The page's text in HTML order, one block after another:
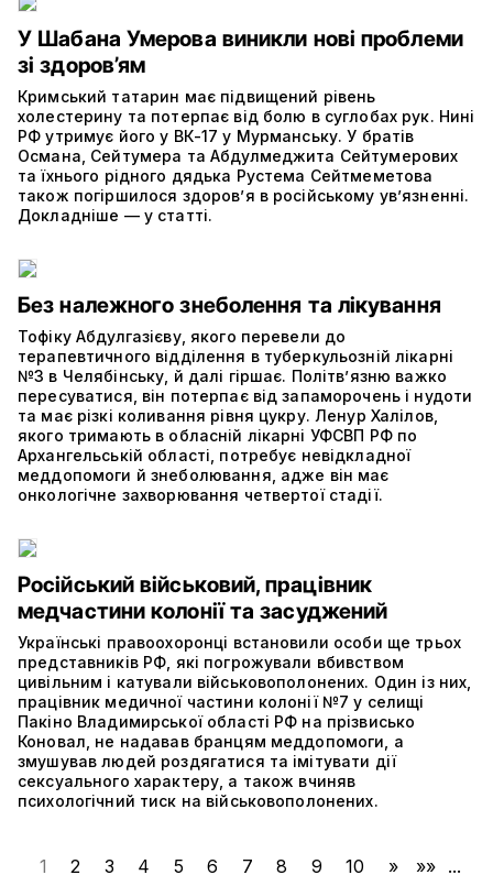
У Шабана Умерова виникли нові проблеми
зі здоров’ям
Кримський татарин має підвищений рівень
холестерину та потерпає від болю в суглобах рук. Нині
РФ утримує його у ВК-17 у Мурманську. У братів
Османа, Сейтумера та Абдулмеджита Сейтумерових
та їхнього рідного дядька Рустема Сейтмеметова
також погіршилося здоров’я в російському ув’язненні.
Докладніше — у статті.
Без належного знеболення та лікування
Тофіку Абдулгазієву, якого перевели до
терапевтичного відділення в туберкульозній лікарні
№3 в Челябінську, й далі гіршає. Політвʼязню важко
пересуватися, він потерпає від запаморочень і нудоти
та має різкі коливання рівня цукру. Ленур Халілов,
якого тримають в обласній лікарні УФСВП РФ по
Архангельській області, потребує невідкладної
меддопомоги й знеболювання, адже він має
онкологічне захворювання четвертої стадії.
Російський військовий, працівник
медчастини колонії та засуджений
Українські правоохоронці встановили особи ще трьох
представників РФ, які погрожували вбивством
цивільним і катували військовополонених. Один із них,
працівник медичної частини колонії №7 у селищі
Пакіно Владимирської області РФ на прізвисько
Коновал, не надавав бранцям меддопомоги, а
змушував людей роздягатися та імітувати дії
сексуального характеру, а також вчиняв
психологічний тиск на військовополонених.
1 2 3 4 5 6 7 8 9 10 » »» ...